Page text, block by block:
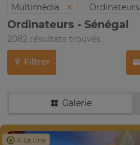
Multimédia
Ordinateurs
Ordinateurs - Sénégal
2082 résultats trouvés
Filtrer
Galerie
A La Une